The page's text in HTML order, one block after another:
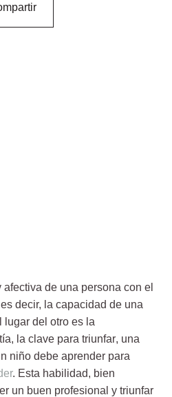
de una persona con el
decir, la capacidad de una
lugar del otro es la
la clave para triunfar, una
niño debe aprender para
. Esta habilidad, bien
un buen profesional y triunfar